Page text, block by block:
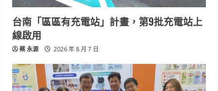
台南「區區有充電站」計畫，第9批充電站上
線啟用
蔡 永源 2026 年 8 月 7 日